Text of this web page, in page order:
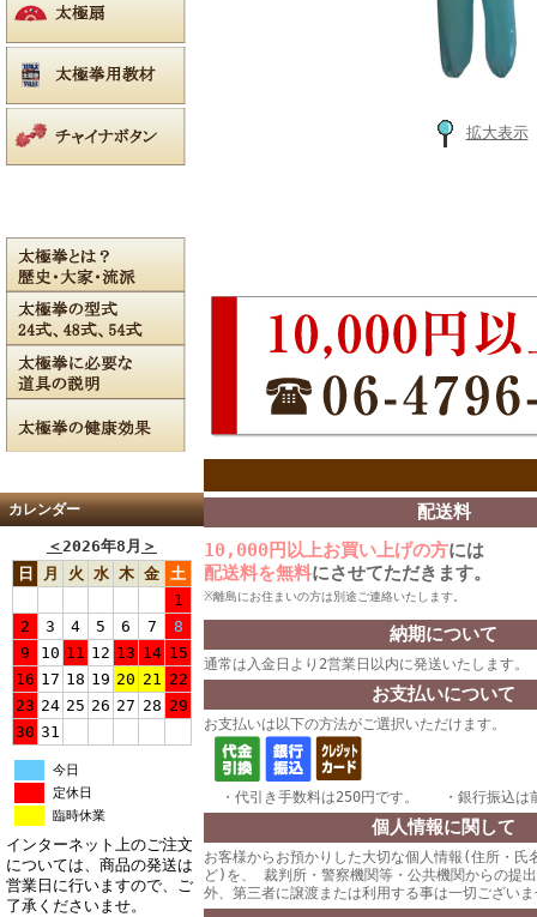
カレンダー
＜2026年8月 ＞
日
月 火 水 木 金 土
1
2
3 4 5 6 7
8
9
10 11 12 13 14 15
16 17 18 19 20 21 22
23 24 25 26 27 28 29
30 31
今日
定休日
臨時休業
インターネット上のご注文
については、商品の発送は
営業日に行いますので、ご
了承くださいませ。
拡大表示
配送料
10,000円以上お買い上げの方には
配送料を無料にさせてただきます。
※離島にお住まいの方は別途ご連絡いたします。
納期について
通常は入金日より2営業日以内に発送いたします。
お支払いについて
お支払いは以下の方法がご選択いただけます。
・代引き手数料は250円です。 ・銀行振込は
個人情報に関して
お客様からお預かりした大切な個人情報(住所・氏
ど)を、 裁判所・警察機関等・公共機関からの提
外、第三者に譲渡または利用する事は一切ござい